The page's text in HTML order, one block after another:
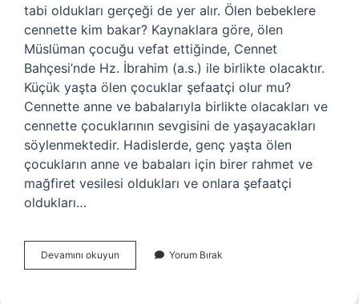
tabi oldukları gerçeği de yer alır. Ölen bebeklere
cennette kim bakar? Kaynaklara göre, ölen
Müslüman çocuğu vefat ettiğinde, Cennet
Bahçesi’nde Hz. İbrahim (a.s.) ile birlikte olacaktır.
Küçük yaşta ölen çocuklar şefaatçi olur mu?
Cennette anne ve babalarıyla birlikte olacakları ve
cennette çocuklarının sevgisini de yaşayacakları
söylenmektedir. Hadislerde, genç yaşta ölen
çocukların anne ve babaları için birer rahmet ve
mağfiret vesilesi oldukları ve onlara şefaatçi
oldukları…
Devamını okuyun
Çocuğun
Yorum Bırak